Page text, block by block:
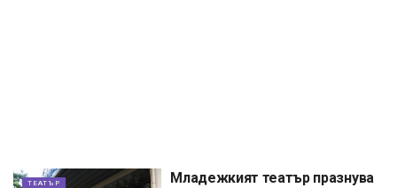
ТЕАТЪР
Младежкият театър празнува